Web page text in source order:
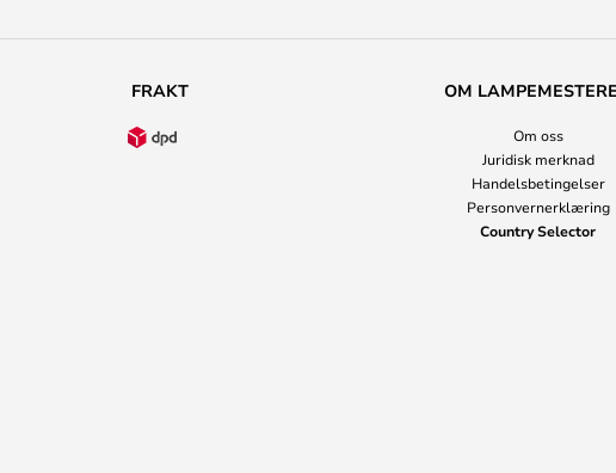
FRAKT OM
Om oss
Juridisk merknad
Handelsbetingelser
Personvernerklæring
Country Selector